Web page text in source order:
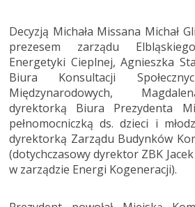
Decyzją Michała Missana Michał
prezesem zarządu
Energetyki Cieplnej, Agnieszka
Biura Konsultacji
Międzynarodowych,
dyrektorką Biura Prezydenta
pełnomocniczką ds. dzieci i
dyrektorką Zarządu Budynków
(dotychczasowy dyrektor ZBK
w zarządzie Energi Kogeneracji).